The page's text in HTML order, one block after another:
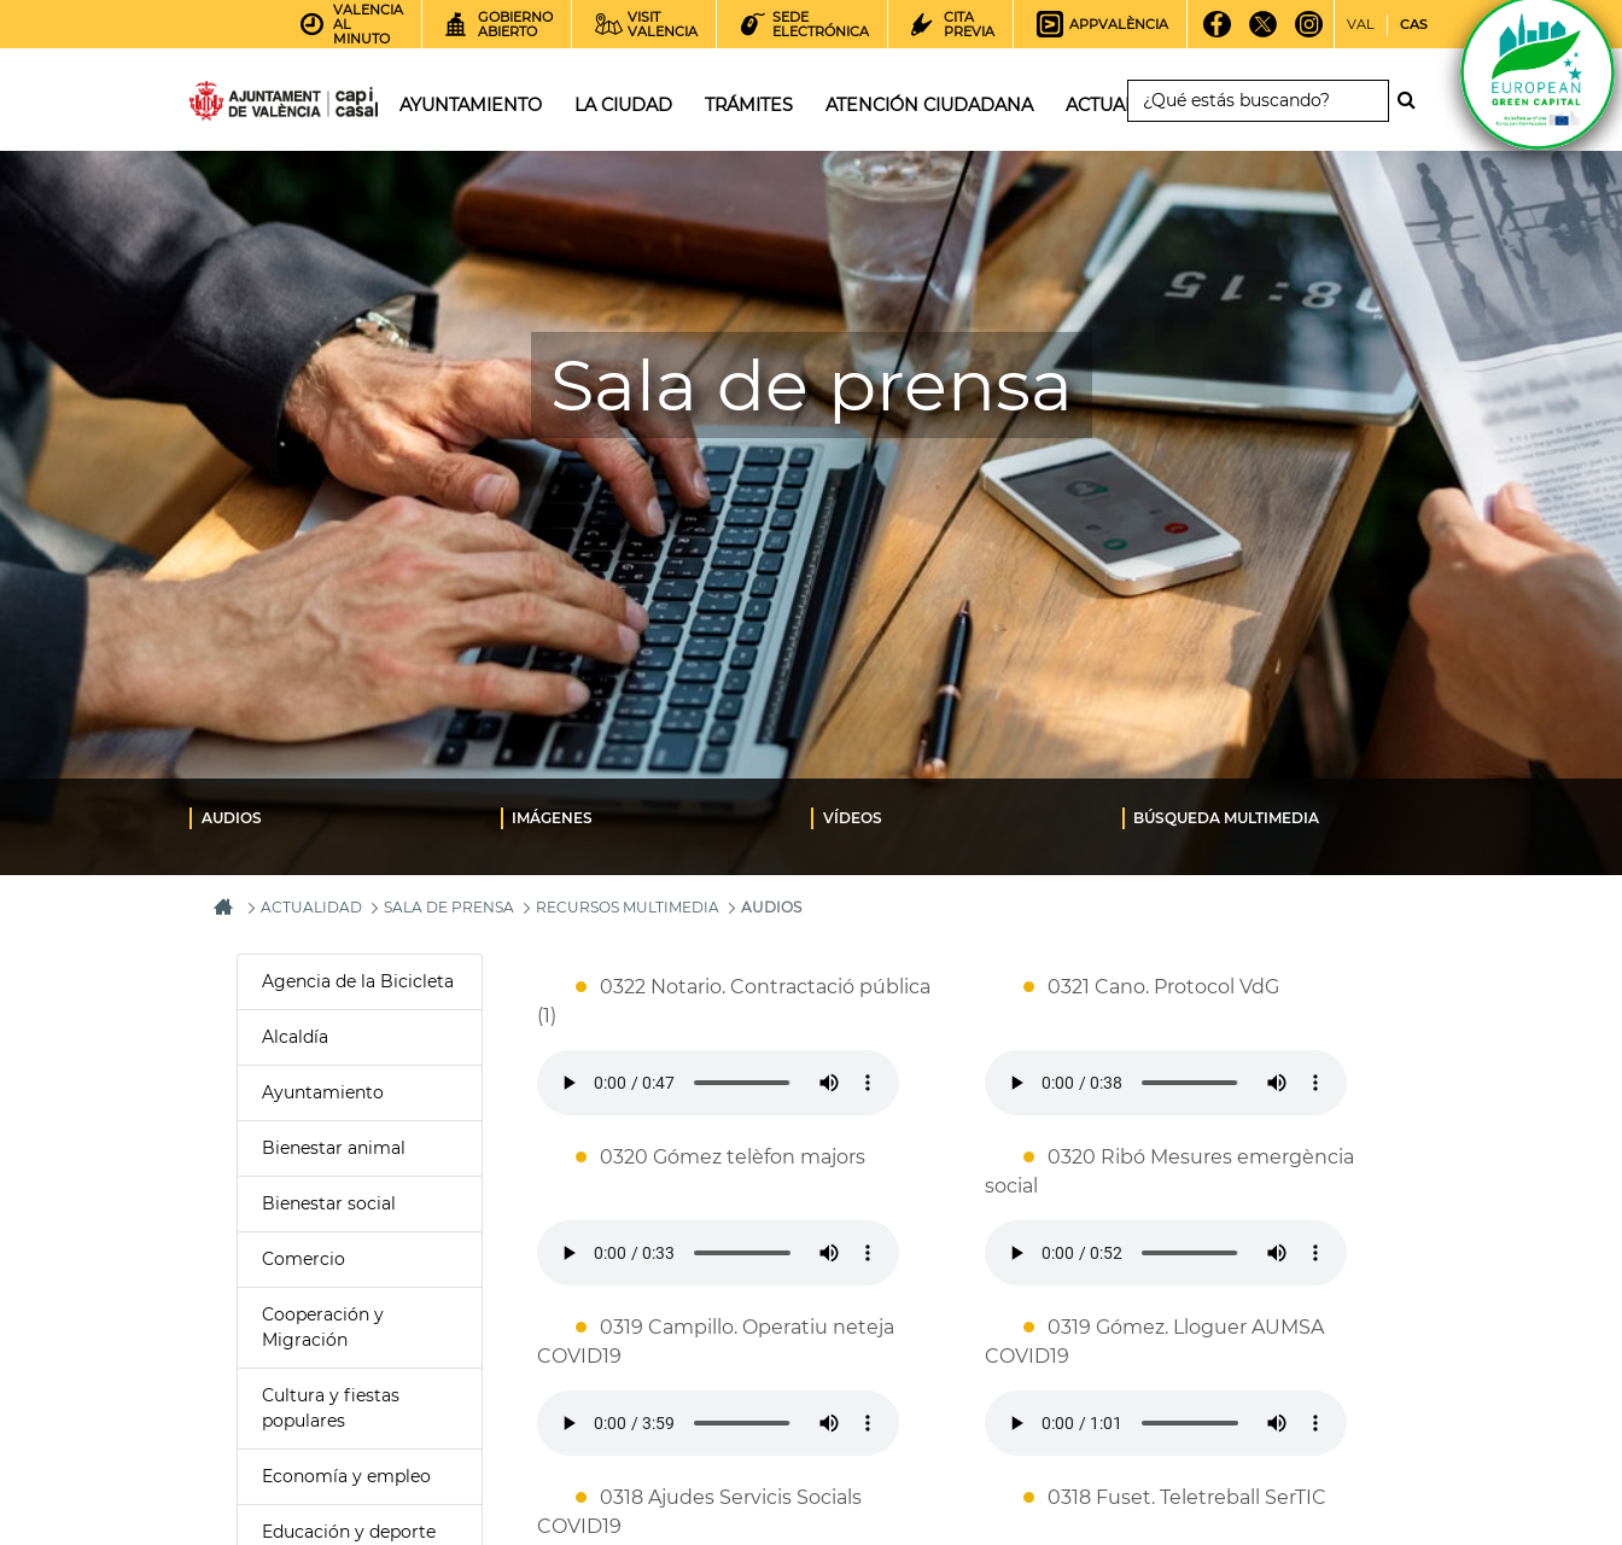
VALENCIA
AL
MINUTO
GOBIERNO
ABIERTO
VISIT
VALENCIA
SEDE
ELECTRÓNICA
CITA
PREVIA
APPVALÈNCIA VAL CAS
AYUNTAMIENTO LA CIUDAD TRÁMITES ATENCIÓN CIUDADANA ACTUALIDAD
Sala de prensa
AUDIOS IMÁGENES VÍDEOS BÚSQUEDA MULTIMEDIA
ACTUALIDAD SALA DE PRENSA RECURSOS MULTIMEDIA AUDIOS
Agencia de la Bicicleta
Alcaldía
Ayuntamiento
Bienestar animal
Bienestar social
Comercio
Cooperación y
Migración
Cultura y fiestas
populares
Economía y empleo
Educación y deporte
0322 Notario. Contractació pública
(1)
0321 Cano. Protocol VdG
0320 Gómez telèfon majors
0320 Ribó Mesures emergència
social
0319 Campillo. Operatiu neteja
COVID19
0319 Gómez. Lloguer AUMSA
COVID19
0318 Ajudes Servicis Socials
COVID19
0318 Fuset. Teletreball SerTIC